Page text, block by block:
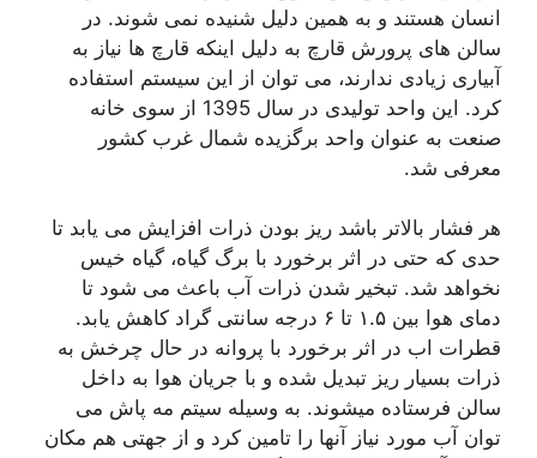
انسان هستند و به همین دلیل شنیده نمی شوند. در
سالن های پرورش قارچ به دلیل اینکه قارچ ها نیاز به
آبیاری زیادی ندارند، می توان از این سیستم استفاده
کرد. این واحد تولیدی در سال 1395 از سوی خانه
صنعت به عنوان واحد برگزیده شمال غرب کشور
معرفی شد.
هر فشار بالاتر باشد ریز بودن ذرات افزایش می یابد تا
حدی که حتی در اثر برخورد با برگ گیاه، گیاه خیس
نخواهد شد. تبخیر شدن ذرات آب باعث می شود تا
دمای هوا بین ۱.۵ تا ۶ درجه سانتی گراد کاهش یابد.
قطرات اب در اثر برخورد با پروانه در حال چرخش به
ذرات بسیار ریز تبدیل شده و با جریان هوا به داخل
سالن فرستاده میشوند. به وسیله سیتم مه پاش می
توان آب مورد نیاز آنها را تامین کرد و از جهتی هم مکان